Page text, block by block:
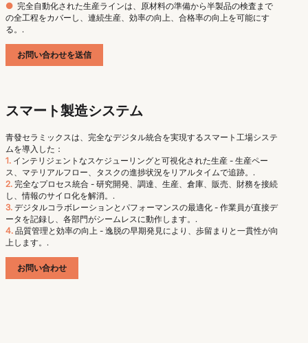
● 完全自動化された生産ラインは、原材料の準備から半製品の検査まで
の全工程をカバーし、連続生産、効率の向上、合格率の向上を可能にす
る。.
お問い合わせを送信
スマート製造システム
青發セラミックスは、完全なデジタル統合を実現するスマート工場システ
ムを導入した：
1. インテリジェントなスケジューリングと可視化された生産 - 生産ペー
ス、マテリアルフロー、タスクの進捗状況をリアルタイムで追跡。.
2. 完全なプロセス統合 - 研究開発、調達、生産、倉庫、販売、財務を接続
し、情報のサイロ化を解消。.
3. デジタルコラボレーションとパフォーマンスの最適化 - 作業員が直接デ
ータを記録し、各部門がシームレスに動作します。.
4. 品質管理と効率の向上 - 逸脱の早期発見により、歩留まりと一貫性が向
上します。.
お問い合わせ